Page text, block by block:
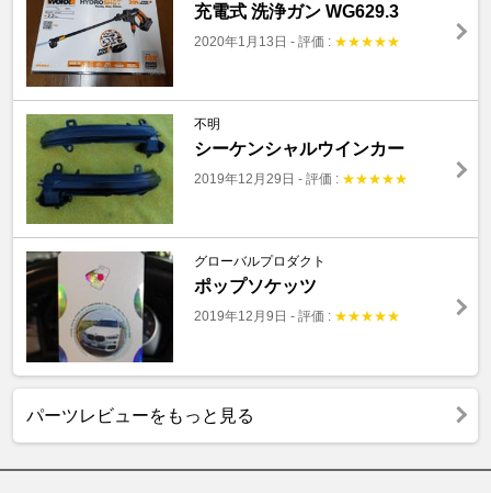
充電式 洗浄ガン WG629.3
2020年1月13日 - 評価 : ★★★★★
不明
シーケンシャルウインカー
2019年12月29日 - 評価 : ★★★★★
グローバルプロダクト
ポップソケッツ
2019年12月9日 - 評価 : ★★★★★
パーツレビューをもっと見る